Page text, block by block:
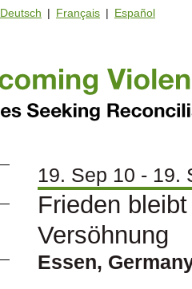
Deutsch | Français | Español
19. Sep 10 - 19.
Frieden
Versöhnung
Essen,